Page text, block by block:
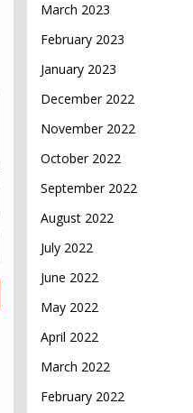
March 2023
February 2023
January 2023
December 2022
November 2022
October 2022
September 2022
August 2022
July 2022
June 2022
May 2022
April 2022
March 2022
February 2022